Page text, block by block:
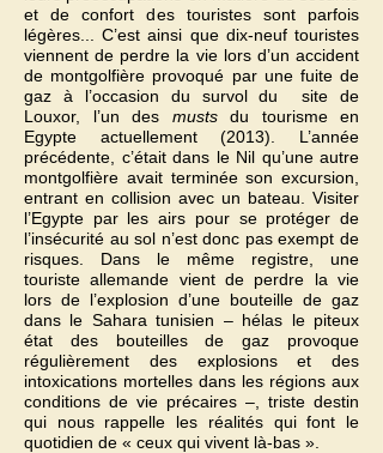
et de confort des touristes sont parfois
légères... C’est ainsi que dix-neuf touristes
viennent de perdre la vie lors d’un accident
de montgolfière provoqué par une fuite de
gaz à l’occasion du survol du site de
Louxor, l’un des mustsdu tourisme en
Egypte actuellement (2013). L’année
précédente, c’était dans le Nil qu’une autre
montgolfière avait terminée son excursion,
entrant en collision avec un bateau. Visiter
l’Egypte par les airs pour se protéger de
l’insécurité au sol n’est donc pas exempt de
risques. Dans le même registre, une
touriste allemande vient de perdre la vie
lors de l’explosion d’une bouteille de gaz
dans le Sahara tunisien – hélas le piteux
état des bouteilles de gaz provoque
régulièrement des explosions et des
intoxications mortelles dans les régions aux
conditions de vie précaires –, triste destin
qui nous rappelle les réalités qui font le
quotidien de « ceux qui vivent là-bas ».